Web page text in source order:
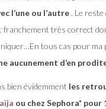
l’une ou l’autre. Le reste
franchement très correct
tous cas pour ma
aucunement d’en
bien évidemment les
ou chez Sephora* pour